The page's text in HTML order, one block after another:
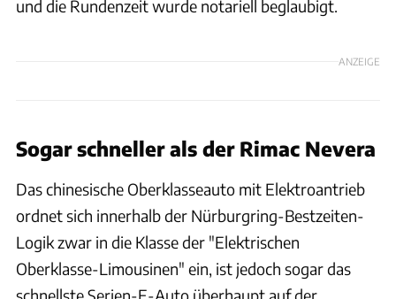
und die Rundenzeit wurde notariell beglaubigt.
ANZEIGE
Sogar schneller als der Rimac Nevera
Das chinesische Oberklasseauto mit Elektroantrieb
ordnet sich innerhalb der Nürburgring-Bestzeiten-
Logik zwar in die Klasse der "Elektrischen
Oberklasse-Limousinen" ein, ist jedoch sogar das
schnellste Serien-E-Auto überhaupt auf der